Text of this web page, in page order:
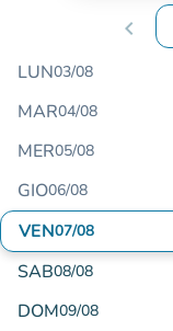
chevron_left
LUN03/08
MAR04/08
MER05/08
GIO06/08
VEN07/08
SAB08/08
DOM09/08